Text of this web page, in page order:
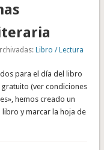
Libro / Lectura
para el día del libro
(ver condiciones
hemos creado un
y marcar la hoja de